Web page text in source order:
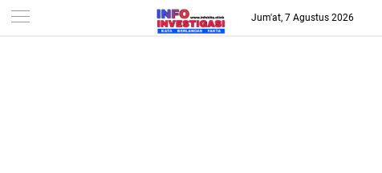
-->
Jum'at, 7 Agustus 2026